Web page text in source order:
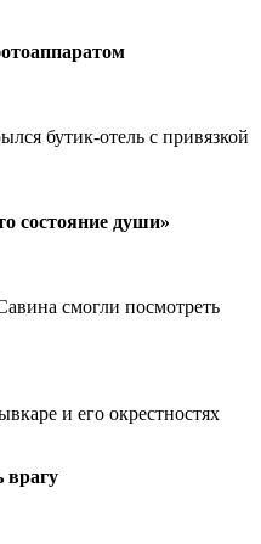
бутик-отель с привязкой
состояние души»
смогли посмотреть
и его окрестностях
врагу